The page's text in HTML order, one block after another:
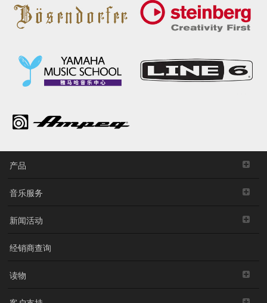
产品
音乐服务
新闻活动
经销商查询
读物